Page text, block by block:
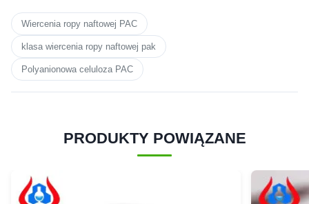
Wiercenia ropy naftowej PAC
klasa wiercenia ropy naftowej pak
Polyanionowa celuloza PAC
PRODUKTY POWIĄZANE